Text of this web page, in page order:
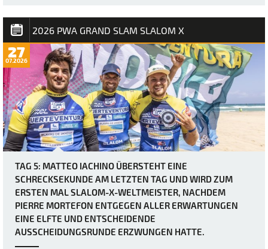
2026 PWA GRAND SLAM SLALOM X
27
07.2026
TAG 5: MATTEO IACHINO ÜBERSTEHT EINE
SCHRECKSEKUNDE AM LETZTEN TAG UND WIRD ZUM
ERSTEN MAL SLALOM-X-WELTMEISTER, NACHDEM
PIERRE MORTEFON ENTGEGEN ALLER ERWARTUNGEN
EINE ELFTE UND ENTSCHEIDENDE
AUSSCHEIDUNGSRUNDE ERZWUNGEN HATTE.